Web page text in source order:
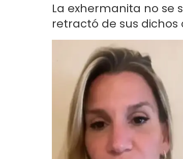
La exhermanita no se
retractó de sus